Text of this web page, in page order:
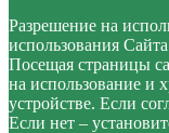
Разрешение на
использования
Посещая страницы
на использование и
устройстве. Если
Если нет –